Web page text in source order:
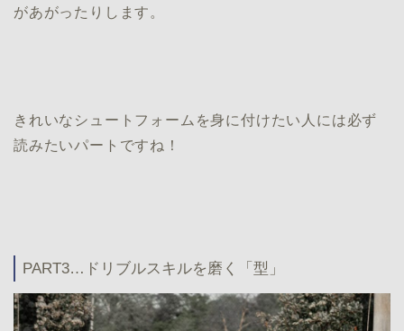
があがったりします。
きれいなシュートフォームを身に付けたい人には必ず
読みたいパートですね！
PART3…ドリブルスキルを磨く「型」